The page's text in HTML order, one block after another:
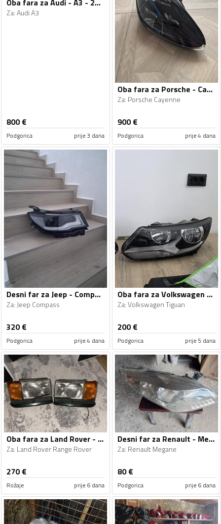
Za:Audi A3
800€
Podgorica prije 3 dana
Oba fara za Porsche - Cayenne - 2010-2014
Za: Porsche Cayenne
900€
Podgorica prije 4 dana
Desni far za Jeep - Compass - 2017-2023
Za: Jeep Compass
320€
Podgorica prije 4 dana
Oba fara za Volkswagen - Tiguan - 2011
Za:Volkswagen Tiguan
200€
Podgorica prije 5 dana
Oba fara za Land Rover - Range Rover - 1994-1996
Za: Land Rover Range Rover
270€
Rožaje prije 6 dana
Desni far za Renault - Megane - 2009-2011
Za: Renault Megane
80€
Podgorica prije 6 dana